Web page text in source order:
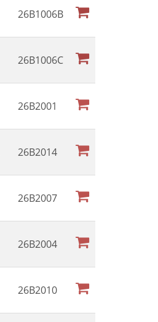
26B1006B
26B1006C
26B2001
26B2014
26B2007
26B2004
26B2010